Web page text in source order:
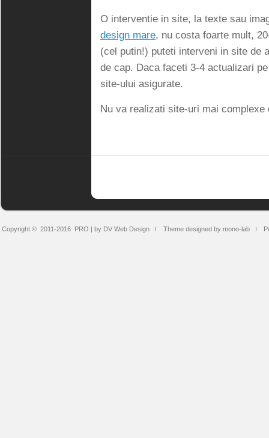
O interventie in site, la texte sau
design mare, nu costa foarte mult,
(cel putin!) puteti interveni in site de
de cap. Daca faceti 3-4 actualizari
site-ului asigurate.
Nu va realizati site-uri mai
Copyright © 2011-2016 PRO | by DV Web Design Theme designed by mono-lab